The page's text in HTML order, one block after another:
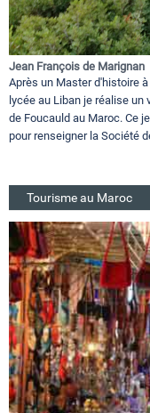
Jean François de Marignan
Après un Master d'histoire
lycée au Liban je réalise un
de Foucauld au Maroc. Ce
pour renseigner la Société
Tourisme au Maroc